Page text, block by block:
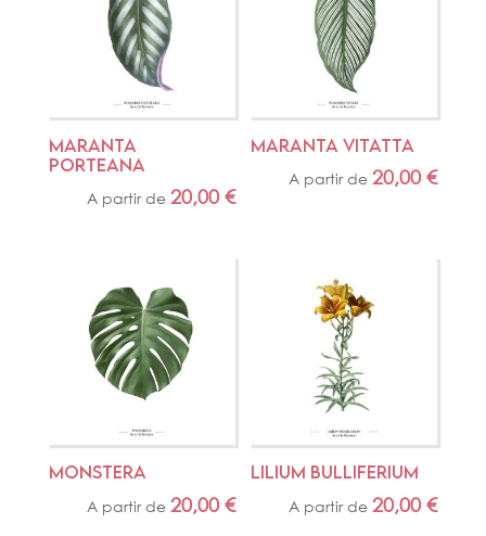
MARANTA
PORTEANA
A partir de 20,00 €
MARANTA VITATTA
A partir de20,00€
MONSTERA
A partir de 20,00 €
LILIUM BULLIFERIUM
A partir de 20,00€